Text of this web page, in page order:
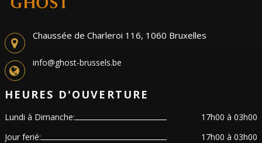
Chaussée de Charleroi 116, 1060 Bruxelles
info@ghost-brussels.be
HEURES D'OUVERTURE
Lundi à Dimanche:
17h00 à 03h00
Jour ferié:
17h00 à 03h00